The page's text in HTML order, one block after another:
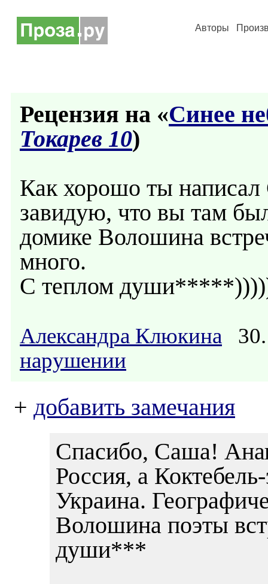
Авторы
Рецензия на «Синее
Токарев 10)
Как хорошо ты
завидую, что вы там
домике Волошина
много.
С теплом
Александра Клюкина
нарушении
+ добавить замечания
Спасибо, Саша!
Россия, а
Украина.
Волошина поэты
души***